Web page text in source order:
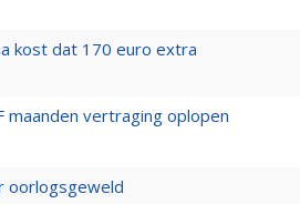
kost dat 170 euro extra
maanden vertraging oplopen
oorlogsgeweld